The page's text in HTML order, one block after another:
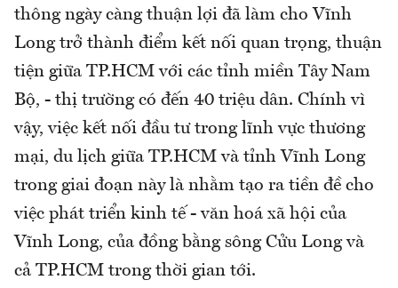
thông ngày càng thuận lợi đã làm cho Vĩnh
Long trở thành điểm kết nối quan trọng, thuận
tiện giữa TP.HCM với các tỉnh miền Tây Nam
Bộ, - thị trường có đến 40 triệu dân. Chính vì
vậy, việc kết nối đầu tư trong lĩnh vực thương
mại, du lịch giữa TP.HCM và tỉnh Vĩnh Long
trong giai đoạn này là nhằm tạo ra tiền đề cho
việc phát triển kinh tế - văn hoá xã hội của
Vĩnh Long, của đồng bằng sông Cửu Long và
cả TP.HCM trong thời gian tới.